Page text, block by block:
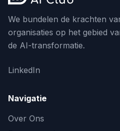
We bundelen de krachten
organisaties op het gebied
de AI-transformatie.
LinkedIn
Navigatie
Over Ons